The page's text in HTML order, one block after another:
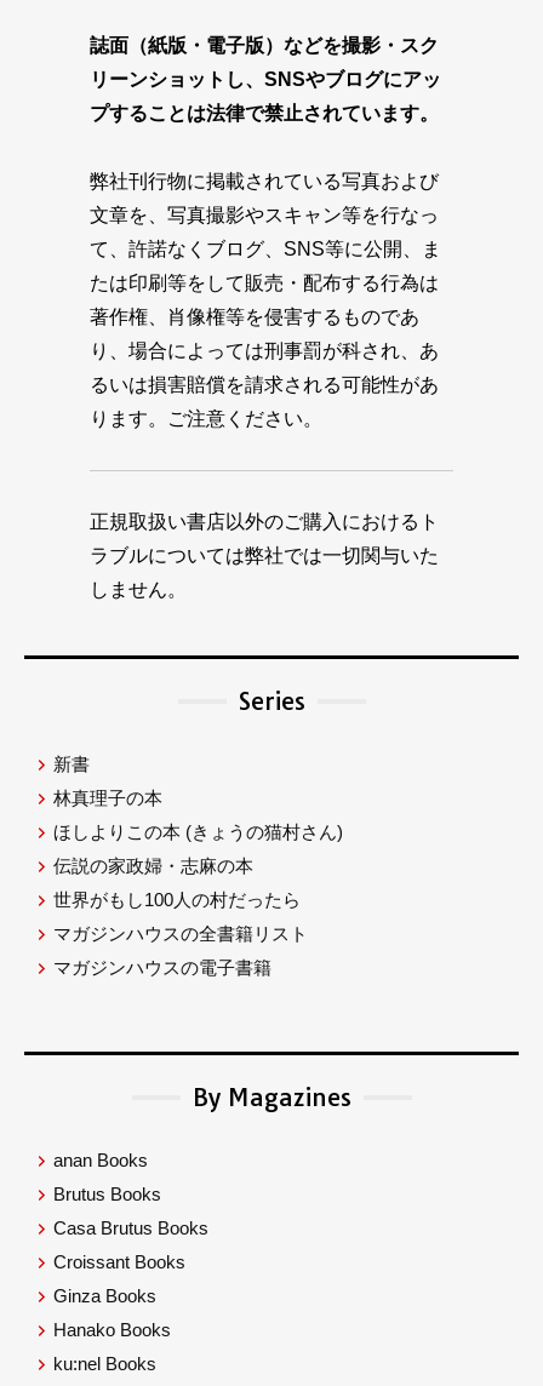
誌面（紙版・電子版）などを撮影・スク
リーンショットし、SNSやブログにアッ
プすることは法律で禁止されています。
弊社刊行物に掲載されている写真および
文章を、写真撮影やスキャン等を行なっ
て、許諾なくブログ、SNS等に公開、ま
たは印刷等をして販売・配布する行為は
著作権、肖像権等を侵害するものであ
り、場合によっては刑事罰が科され、あ
るいは損害賠償を請求される可能性があ
ります。ご注意ください。
正規取扱い書店以外のご購入におけるト
ラブルについては弊社では一切関与いた
しません。
Series
新書
林真理子の本
ほしよりこの本 (きょうの猫村さん)
伝説の家政婦・志麻の本
世界がもし100人の村だったら
マガジンハウスの全書籍リスト
マガジンハウスの電子書籍
By Magazines
anan Books
Brutus Books
Casa Brutus Books
Croissant Books
Ginza Books
Hanako Books
ku:nel Books